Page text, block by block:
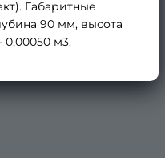
Габаритные
90 мм, высота
0,00050 м3.